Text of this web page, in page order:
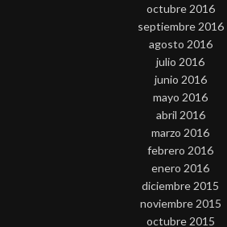
octubre 2016
septiembre 2016
agosto 2016
julio 2016
junio 2016
mayo 2016
abril 2016
marzo 2016
febrero 2016
enero 2016
diciembre 2015
noviembre 2015
octubre 2015